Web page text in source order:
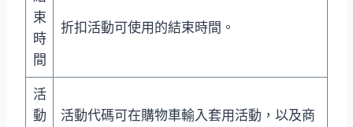
束
時
間
折扣活動可使用的結束時間。
活
動
活動代碼可在購物車輸入套用活動，以及商